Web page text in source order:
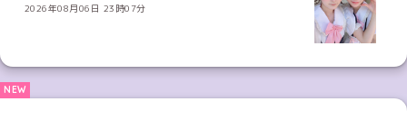
2026年08月06日 23時07分